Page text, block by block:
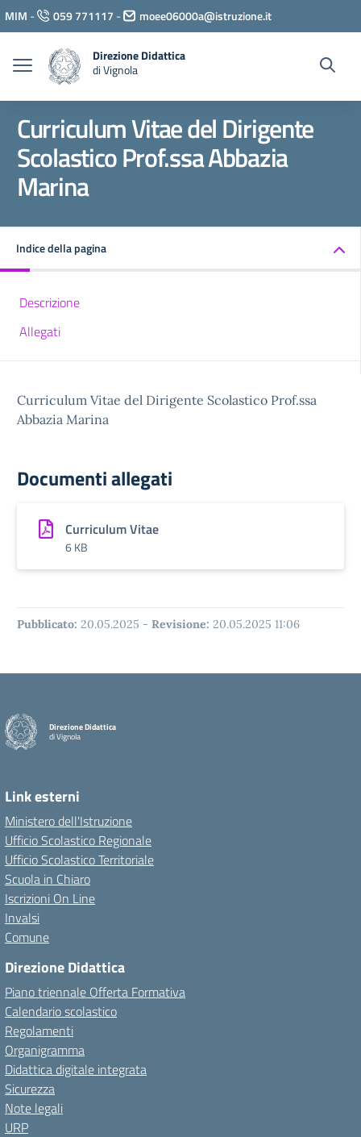
Vai ai contenuti
Vai al menu di navigazione
Vai al footer
MIM - 059 771117 - moee06000a@istruzione.it
Direzione Didattica
di Vignola
Curriculum Vitae del Dirigente
Scolastico Prof.ssa Abbazia
Marina
Indice della pagina
Descrizione
Allegati
Curriculum Vitae del Dirigente Scolastico Prof.ssa
Abbazia Marina
Documenti allegati
Curriculum Vitae
6 KB
Pubblicato: 20.05.2025 - Revisione: 20.05.2025 11:06
Direzione Didattica
di Vignola
Link esterni
Ministero dell'Istruzione
Ufficio Scolastico Regionale
Ufficio Scolastico Territoriale
Scuola in Chiaro
Iscrizioni On Line
Invalsi
Comune
Direzione Didattica
Piano triennale Offerta Formativa
Calendario scolastico
Regolamenti
Organigramma
Didattica digitale integrata
Sicurezza
Note legali
URP